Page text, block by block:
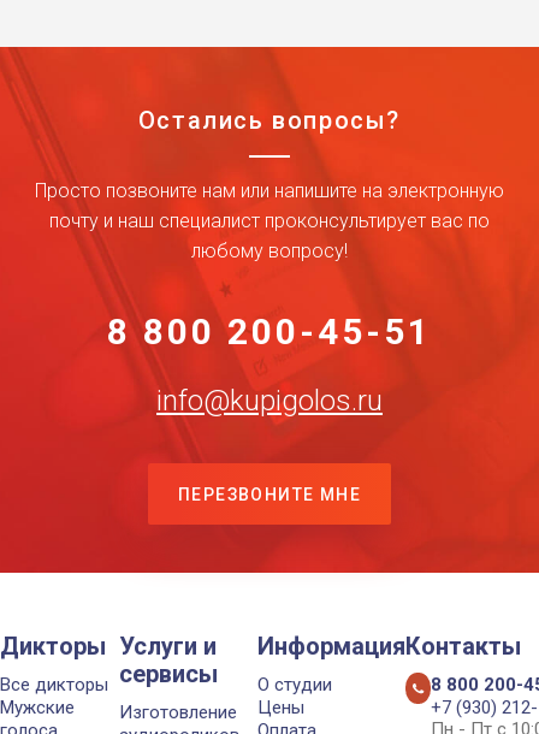
Остались вопросы?
Просто позвоните нам или напишите на электронную
почту и наш специалист проконсультирует вас по
любому вопросу!
8 800 200-45-51
info@kupigolos.ru
ПЕРЕЗВОНИТЕ МНЕ
Дикторы
Все дикторы
Мужские
Услуги и
сервисы
Изготовление
Информация
О студии
Цены
Контакты
8 800 200-
+7 (930)
Пн - Пт с